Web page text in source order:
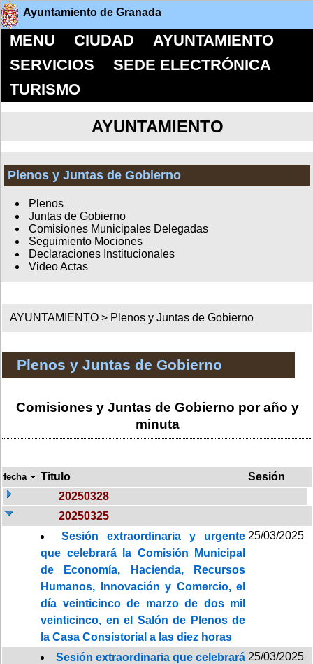
Ayuntamiento de Granada
MENU CIUDAD
AYUNTAMIENTO
SERVICIOS
SEDE ELECTRÓNICA
TURISMO
AYUNTAMIENTO
Plenos y Juntas de Gobierno
Plenos
Juntas de Gobierno
Comisiones Municipales Delegadas
Seguimiento Mociones
Declaraciones Institucionales
Video Actas
AYUNTAMIENTO > Plenos y Juntas de Gobierno
Plenos y Juntas de Gobierno
Comisiones y Juntas de Gobierno por año y
minuta
fecha Titulo
Sesión
20250328
20250325
Sesión extraordinaria y urgente
que celebrará la Comisión Municipal
de Economía, Hacienda, Recursos
Humanos, Innovación y Comercio, el
día veinticinco de marzo de dos mil
veinticinco, en el Salón de Plenos de
la Casa Consistorial a las diez horas
25/03/2025
Sesión extraordinaria que celebrará 25/03/2025